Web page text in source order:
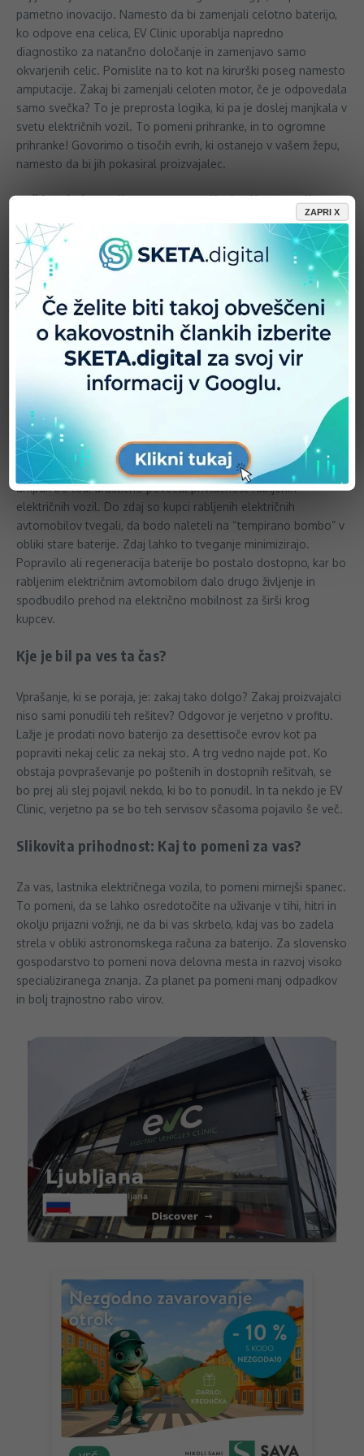
pametno inovacijo. Namesto da bi zamenjali celotno baterijo,
ko odpove ena celica, EV Clinic uporablja napredno
diagnostiko za natančno določanje in zamenjavo samo
okvarjenih celic. Pomislite na to kot na kirurški poseg namesto
amputacije. Zakaj bi zamenjali celoten motor, če je odpovedala
samo svečka? To je preprosta logika, ki pa je doslej manjkala v
svetu električnih vozil. To pomeni prihranke, in to ogromne
prihranke! Govorimo o tisočih evrih, ki ostanejo v vašem žepu,
namesto da bi jih pokasiral proizvajalec.
Več kot le baterije: Regeneracija in diagnostika
EV Clinic ne bo zgolj menjeval celic. Njihova storitev zajema
celoten spekter vzdrževanja baterij. Od regeneracije, ki
podaljšuje življenjsko dobo obstoječih baterij, do napredne
diagnostike, ki odkrije težave, preden te sploh postanejo resne.
Zamislite si preventivni pregled, ki vašo baterijo ohranja v
vrhunski formi, namesto da bi čakali na dokončno okvaro. To
je ključnega pomena, saj je baterija srce vsakega električnega
vozila. Brez zdravega srca ni vožnje.
Prihodnost rabljenih električnih vozil je svetla
Prihod EV Clinic v Slovenijo ima daljnosežne posledice. Ne
samo, da bo znižal stroške vzdrževanja za obstoječe lastnike,
ampak bo tudi drastično povečal privlačnost rabljenih
električnih vozil. Do zdaj so kupci rabljenih električnih
avtomobilov tvegali, da bodo naleteli na “tempirano bombo” v
obliki stare baterije. Zdaj lahko to tveganje minimizirajo.
Popravilo ali regeneracija baterije bo postalo dostopno, kar bo
rabljenim električnim avtomobilom dalo drugo življenje in
spodbudilo prehod na električno mobilnost za širši krog
kupcev.
Kje je bil pa ves ta čas?
Vprašanje, ki se poraja, je: zakaj tako dolgo? Zakaj proizvajalci
niso sami ponudili teh rešitev? Odgovor je verjetno v profitu.
Lažje je prodati novo baterijo za desettisoče evrov kot pa
popraviti nekaj celic za nekaj sto. A trg vedno najde pot. Ko
obstaja povpraševanje po poštenih in dostopnih rešitvah, se
bo prej ali slej pojavil nekdo, ki bo to ponudil. In ta nekdo je EV
Clinic, verjetno pa se bo teh servisov sčasoma pojavilo še več.
Slikovita prihodnost: Kaj to pomeni za vas?
Za vas, lastnika električnega vozila, to pomeni mirnejši spanec.
To pomeni, da se lahko osredotočite na uživanje v tihi, hitri in
okolju prijazni vožnji, ne da bi vas skrbelo, kdaj vas bo zadela
strela v obliki astronomskega računa za baterijo. Za slovensko
gospodarstvo to pomeni nova delovna mesta in razvoj visoko
specializiranega znanja. Za planet pa pomeni manj odpadkov
in bolj trajnostno rabo virov.
ZAPRI X